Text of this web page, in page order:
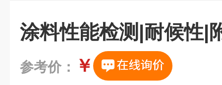
涂料性能检测|耐候性|
参考价： ￥